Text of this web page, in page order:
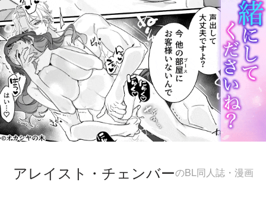
アレイスト・チェンバーのBL同人誌・漫画